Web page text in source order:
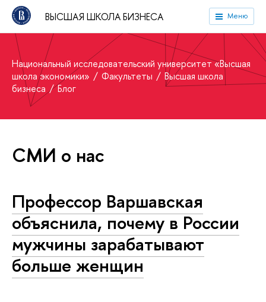
ВЫСШАЯ ШКОЛА БИЗНЕСА Меню
Национальный исследовательский университет «Высшая
школа экономики»
Факультеты
Высшая школа
бизнеса
Блог
СМИ о нас
Профессор Варшавская
объяснила, почему в России
мужчины зарабатывают
больше женщин